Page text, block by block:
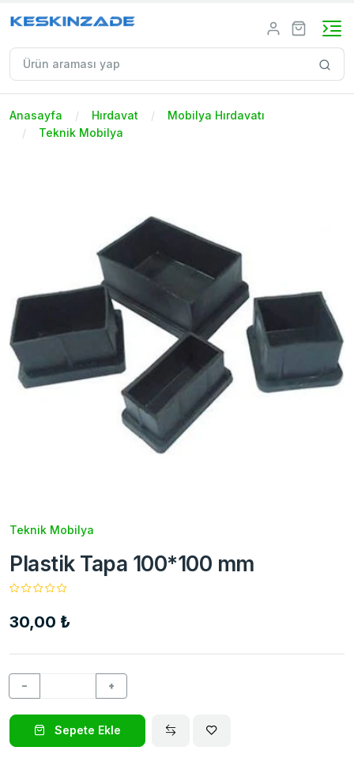
Anasayfa Hırdavat
Mobilya Hırdavatı
Teknik Mobilya
Teknik Mobilya
Plastik Tapa 100*100 mm
30,00 ₺
− +
Sepete Ekle